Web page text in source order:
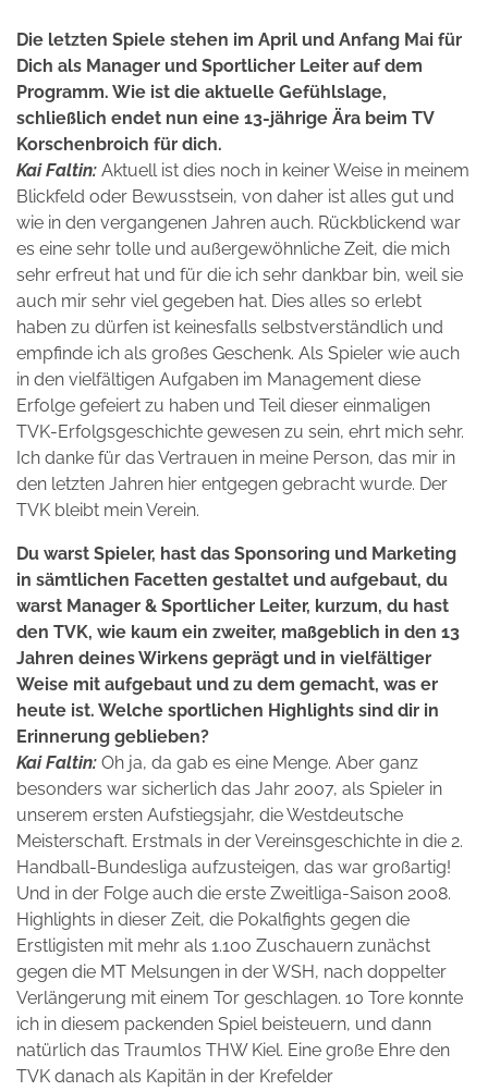
Die letzten Spiele stehen im April und Anfang Mai für
Dich als Manager und Sportlicher Leiter auf dem
Programm. Wie ist die aktuelle Gefühlslage,
schließlich endet nun eine 13-jährige Ära beim TV
Korschenbroich für dich.
Kai Faltin: Aktuell ist dies noch in keiner Weise in meinem
Blickfeld oder Bewusstsein, von daher ist alles gut und
wie in den vergangenen Jahren auch. Rückblickend war
es eine sehr tolle und außergewöhnliche Zeit, die mich
sehr erfreut hat und für die ich sehr dankbar bin, weil sie
auch mir sehr viel gegeben hat. Dies alles so erlebt
haben zu dürfen ist keinesfalls selbstverständlich und
empfinde ich als großes Geschenk. Als Spieler wie auch
in den vielfältigen Aufgaben im Management diese
Erfolge gefeiert zu haben und Teil dieser einmaligen
TVK-Erfolgsgeschichte gewesen zu sein, ehrt mich sehr.
Ich danke für das Vertrauen in meine Person, das mir in
den letzten Jahren hier entgegen gebracht wurde. Der
TVK bleibt mein Verein.
Du warst Spieler, hast das Sponsoring und Marketing
in sämtlichen Facetten gestaltet und aufgebaut, du
warst Manager & Sportlicher Leiter, kurzum, du hast
den TVK, wie kaum ein zweiter, maßgeblich in den 13
Jahren deines Wirkens geprägt und in vielfältiger
Weise mit aufgebaut und zu dem gemacht, was er
heute ist. Welche sportlichen Highlights sind dir in
Erinnerung geblieben?
Kai Faltin: Oh ja, da gab es eine Menge. Aber ganz
besonders war sicherlich das Jahr 2007, als Spieler in
unserem ersten Aufstiegsjahr, die Westdeutsche
Meisterschaft. Erstmals in der Vereinsgeschichte in die 2.
Handball-Bundesliga aufzusteigen, das war großartig!
Und in der Folge auch die erste Zweitliga-Saison 2008.
Highlights in dieser Zeit, die Pokalfights gegen die
Erstligisten mit mehr als 1.100 Zuschauern zunächst
gegen die MT Melsungen in der WSH, nach doppelter
Verlängerung mit einem Tor geschlagen. 10 Tore konnte
ich in diesem packenden Spiel beisteuern, und dann
natürlich das Traumlos THW Kiel. Eine große Ehre den
TVK danach als Kapitän in der Krefelder